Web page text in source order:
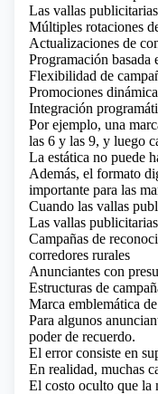
Las vallas
Múltiples rotaciones
Actualizaciones de
Programación basada
Flexibilidad de
Promociones
Integración
Por ejemplo, una
las 6 y las 9, y luego
La estática no puede
Además, el formato
importante para las
Cuando las vallas
Las vallas
Campañas de
corredores rurales
Anunciantes con
Estructuras de
Marca emblemática
Para algunos
poder de recuerdo.
El error consiste en
En realidad, muchas
El costo oculto que la